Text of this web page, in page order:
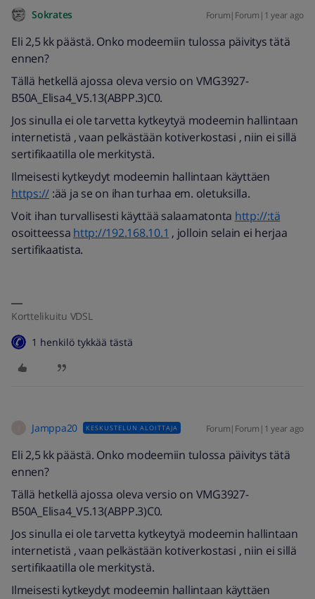
Sokrates Forum|Forum|1 year ago
Eli 2,5 kk päästä. Onko modeemiin tulossa päivitys tätä
ennen?
Tällä hetkellä ajossa oleva versio on VMG3927-
B50A_Elisa4_V5.13(ABPP.3)C0.
Jos sinulla ei ole tarvetta kytkeytyä modeemin hallintaan
internetistä , vaan pelkästään kotiverkostasi , niin ei sillä
sertifikaatilla ole merkitystä.
Ilmeisesti kytkeydyt modeemin hallintaan käyttäen
https:// :ää ja se on ihan turhaa em. oletuksilla.
Voit ihan turvallisesti käyttää salaamatonta http://:tä
osoitteessa http://192.168.10.1 , jolloin selain ei herjaa
sertifikaatista.
Korttelikuitu VDSL
1 henkilö tykkää tästä
Jamppa20 KESKUSTELUN ALOITTAJA Forum|Forum|1 year ago
Eli 2,5 kk päästä. Onko modeemiin tulossa päivitys tätä
ennen?
Tällä hetkellä ajossa oleva versio on VMG3927-
B50A_Elisa4_V5.13(ABPP.3)C0.
Jos sinulla ei ole tarvetta kytkeytyä modeemin hallintaan
internetistä , vaan pelkästään kotiverkostasi , niin ei sillä
sertifikaatilla ole merkitystä.
Ilmeisesti kytkeydyt modeemin hallintaan käyttäen